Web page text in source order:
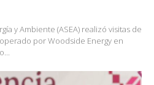
y Ambiente (ASEA) realizó visitas de
por Woodside Energy en